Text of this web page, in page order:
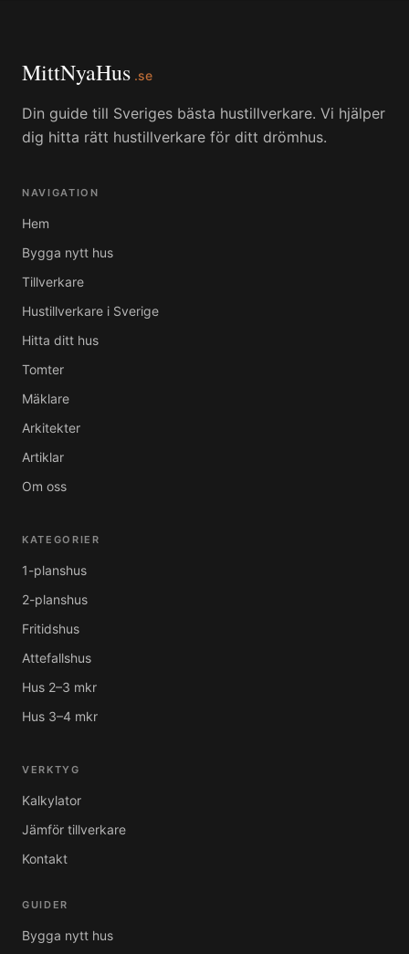
MittNyaHus .se
Din guide till Sveriges bästa hustillverkare. Vi hjälper
dig hitta rätt hustillverkare för ditt drömhus.
NAVIGATION
Hem
Bygga nytt hus
Tillverkare
Hustillverkare i Sverige
Hitta ditt hus
Tomter
Mäklare
Arkitekter
Artiklar
Om oss
KATEGORIER
1-planshus
2-planshus
Fritidshus
Attefallshus
Hus 2–3 mkr
Hus 3–4 mkr
VERKTYG
Kalkylator
Jämför tillverkare
Kontakt
GUIDER
Bygga nytt hus